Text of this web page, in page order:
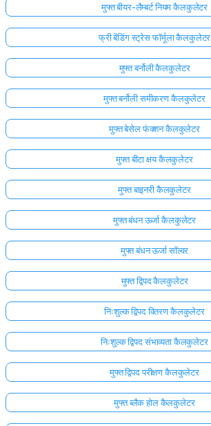
मुफ्त बीयर-लैम्बर्ट नियम कैलकुलेटर
फ्री बेंडिंग स्ट्रेस फॉर्मूला कैलकुलेटर
मुफ्त बर्नोली कैलकुलेटर
मुफ्त बर्नोली समीकरण कैलकुलेटर
मुफ्त बेसेल फंक्शन कैलकुलेटर
मुफ्त बीटा क्षय कैलकुलेटर
मुफ्त बाइनरी कैलकुलेटर
मुफ्त बंधन ऊर्जा कैलकुलेटर
मुफ्त बंधन ऊर्जा सॉल्वर
मुफ्त द्विपद कैलकुलेटर
निःशुल्क द्विपद वितरण कैलकुलेटर
निःशुल्क द्विपद संभाव्यता कैलकुलेटर
मुफ्त द्विपद परीक्षण कैलकुलेटर
मुफ्त ब्लैक होल कैलकुलेटर